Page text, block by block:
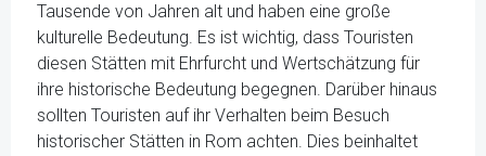
Tausende von Jahren alt und haben eine große
kulturelle Bedeutung. Es ist wichtig, dass Touristen
diesen Stätten mit Ehrfurcht und Wertschätzung für
ihre historische Bedeutung begegnen. Darüber hinaus
sollten Touristen auf ihr Verhalten beim Besuch
historischer Stätten in Rom achten. Dies beinhaltet